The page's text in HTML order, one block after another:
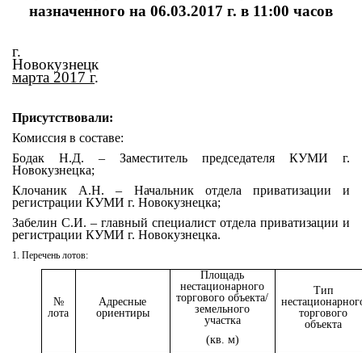
назначенного на 06.03.2017 г. в 11:00 часов
г.
марта 2017 г.
Присутствовали:
Комиссия в составе:
Бодак Н.Д. – Заместитель председателя КУМИ г.
Новокузнецка;
Клочаник А.Н. – Начальник отдела приватизации и
регистрации КУМИ г. Новокузнецка;
Забелин С.И. – главный специалист отдела приватизации и
регистрации КУМИ г. Новокузнецка.
1. Перечень лотов:
№
лота
Адресные
ориентиры
Площадь
нестационарного
торгового объекта/
земельного
участка
(кв. м)
Тип
торгового
объекта